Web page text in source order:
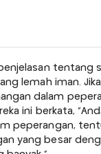
tentang
lemah iman.
dalam
ini berkata,
peperangan,
yang besar